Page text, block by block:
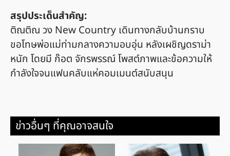
สรุปประเด็นสำคัญ:
ติณติณ วง New Country เดินทางกลับบ้านกราบ
ขอโทษพ่อแม่ท่ามกลางความอบอุ่น หลังเผชิญดราม่า
หนัก โดยมี ก๊อต จักรพรรณ์ โพสต์ภาพและข้อความให้
กำลังใจจนแฟนคลับแห่คอมเมนต์สนับสนุน
ข่าวอื่นๆ ที่คุณอาจสนใจ